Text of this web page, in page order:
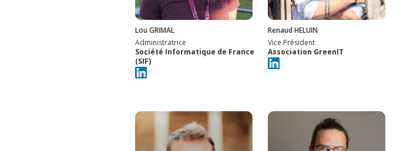
Lou GRIMAL
Administratrice
Société Informatique de France
(SIF)
Renaud HELUIN
Vice Président
Association GreenIT